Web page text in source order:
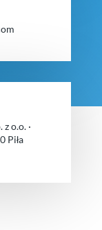
o.o. ·
Piła